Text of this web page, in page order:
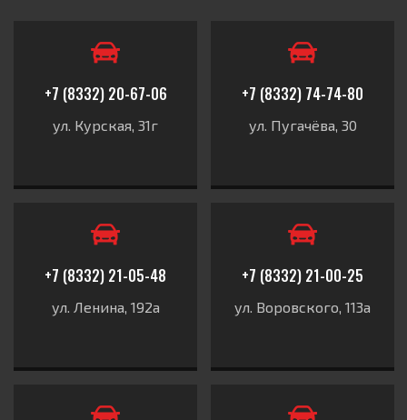
+7 (8332) 20-67-06
ул. Курская, 31г
+7 (8332) 74-74-80
ул. Пугачёва, 30
+7 (8332) 21-05-48
ул. Ленина, 192а
+7 (8332) 21-00-25
ул. Воровского, 113а